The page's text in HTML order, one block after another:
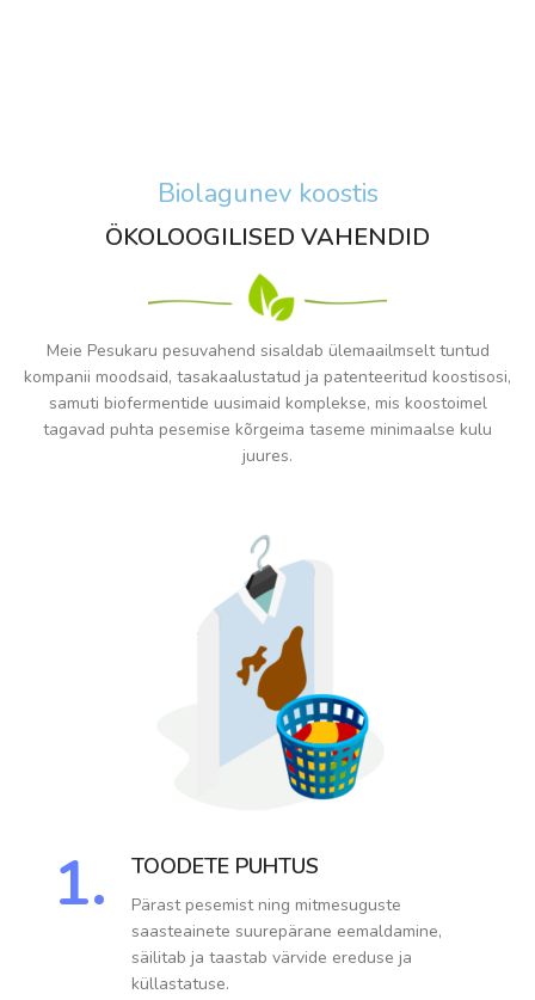
Biolagunev koostis
ÖKOLOOGILISED VAHENDID
Meie Pesukaru pesuvahend sisaldab ülemaailmselt tuntud
kompanii moodsaid, tasakaalustatud ja patenteeritud koostisosi,
samuti biofermentide uusimaid komplekse, mis koostoimel
tagavad puhta pesemise kõrgeima taseme minimaalse kulu
juures.
1. TOODETE PUHTUS
Pärast pesemist ning mitmesuguste
saasteainete suurepärane eemaldamine,
säilitab ja taastab värvide ereduse ja
küllastatuse.